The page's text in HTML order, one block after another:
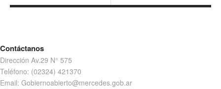
Contáctanos
Dirección Av.29 N° 575
Teléfono: (02324) 421370
Email: Gobiernoabierto@mercedes.gob.ar